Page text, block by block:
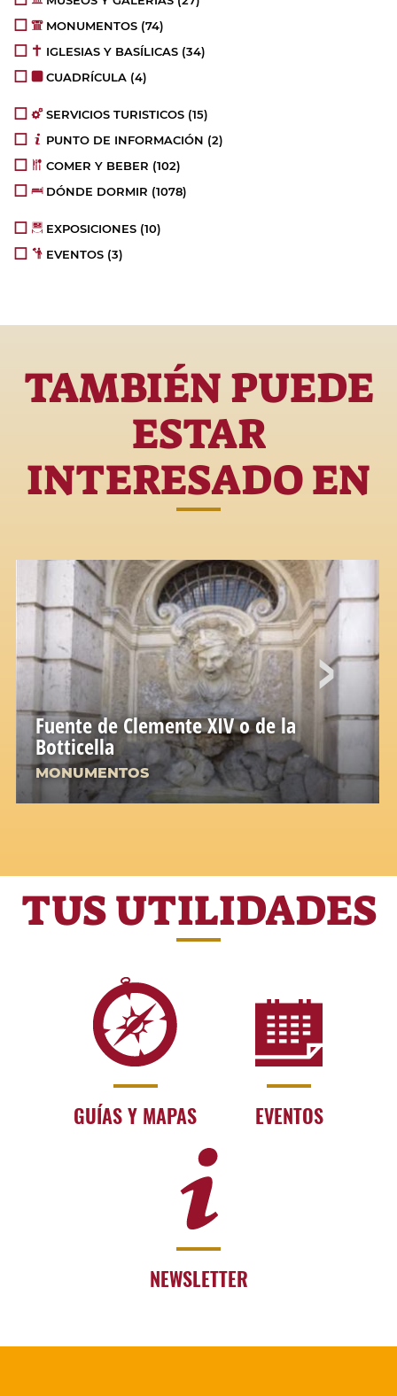
MONUMENTOS (74)
IGLESIAS Y BASÍLICAS (34)
CUADRÍCULA (4)
SERVICIOS TURISTICOS (15)
PUNTO DE INFORMACIÓN (2)
COMER Y BEBER (102)
DÓNDE DORMIR (1078)
EXPOSICIONES (10)
EVENTOS (3)
TAMBIÉN PUEDE
ESTAR
INTERESADO EN
Fuente de Clemente XIV o de la
Botticella
MONUMENTOS
TUS UTILIDADES
GUÍAS Y MAPAS EVENTOS
NEWSLETTER